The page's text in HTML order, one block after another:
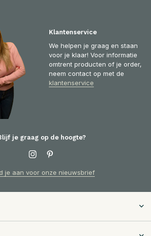
Klantenservice
We helpen je graag en staan
voor je klaar! Voor informatie
omtrent producten of je order,
neem contact op met de
klantenservice
je graag op de hoogte?
je aan voor onze nieuwsbrief